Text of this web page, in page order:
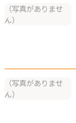
（写真がありませ
ん）
（写真がありませ
ん）